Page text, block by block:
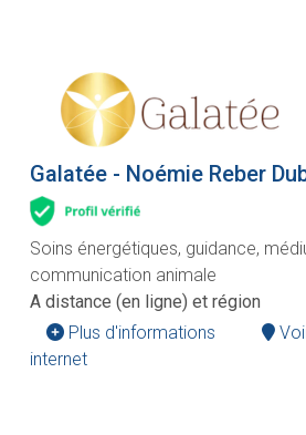
Galatée - Noémie Reber
Soins énergétiques, guidance,
communication animale
A distance (en ligne) et région
Plus d'informations
internet